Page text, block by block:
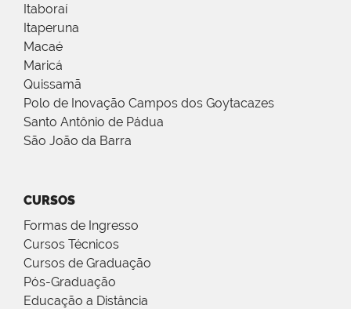
Itaboraí
Itaperuna
Macaé
Maricá
Quissamã
Polo de Inovação Campos dos Goytacazes
Santo Antônio de Pádua
São João da Barra
CURSOS
Formas de Ingresso
Cursos Técnicos
Cursos de Graduação
Pós-Graduação
Educação a Distância